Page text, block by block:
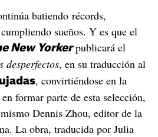
batiendo récords,
sueños. Y es que el
New Yorkerpublicará el
desperfectos, en su traducción al
, convirtiéndose en la
formar parte de esta selección,
Dennis Zhou, editor de la
La obra, traducida por Julia